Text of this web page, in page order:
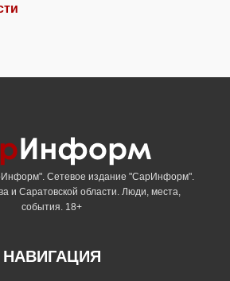
Сетевое издание "СарИнформ".
и Саратовской области. Люди, места,
события. 18+
НАВИГАЦИЯ